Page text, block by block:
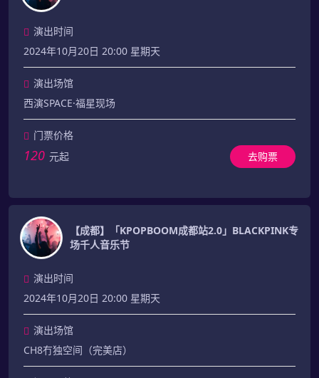
演出时间
2024年10月20日 20:00 星期天
演出场馆
西演SPACE·福星现场
门票价格
120 元起 去购票
【成都】「KPOPBOOM成都站2.0」BLACKPINK专
场千人音乐节
演出时间
2024年10月20日 20:00 星期天
演出场馆
CH8冇独空间（完美店）